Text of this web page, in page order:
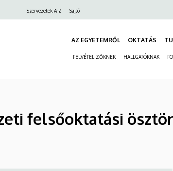
Szervezetek A-Z Sajtó
AZ EGYETEMRŐL OKTATÁS
FELVÉTELIZŐKNEK HALLGATÓKNAK
felsőoktatási